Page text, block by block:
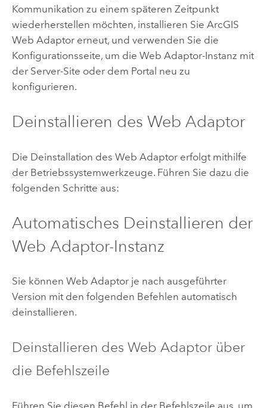
Kommunikation zu einem späteren Zeitpunkt
wiederherstellen möchten, installieren Sie ArcGIS
Web Adaptorerneut, und verwenden Sie die
Konfigurationsseite, um die Web Adaptor-Instanz mit
der Server-Site oder dem Portal neu zu
konfigurieren.
Deinstallieren des Web Adaptor
Die Deinstallation des Web Adaptor erfolgt mithilfe
der Betriebssystemwerkzeuge. Führen Sie dazu die
folgenden Schritte aus:
Automatisches Deinstallieren der
Web Adaptor-Instanz
Sie können Web Adaptor je nach ausgeführter
Version mit den folgenden Befehlen automatisch
deinstallieren.
Deinstallieren des Web Adaptor über
die Befehlszeile
Führen Sie diesen Befehl in der Befehlszeile aus, um